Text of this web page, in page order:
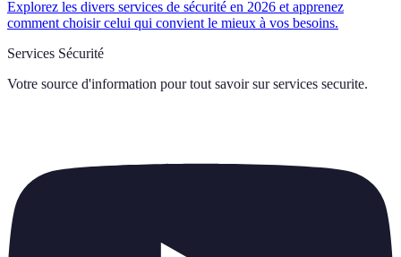
Explorez les divers services de sécurité en 2026 et apprenez
comment choisir celui qui convient le mieux à vos besoins.
Services Sécurité
Votre source d'information pour tout savoir sur services securite.